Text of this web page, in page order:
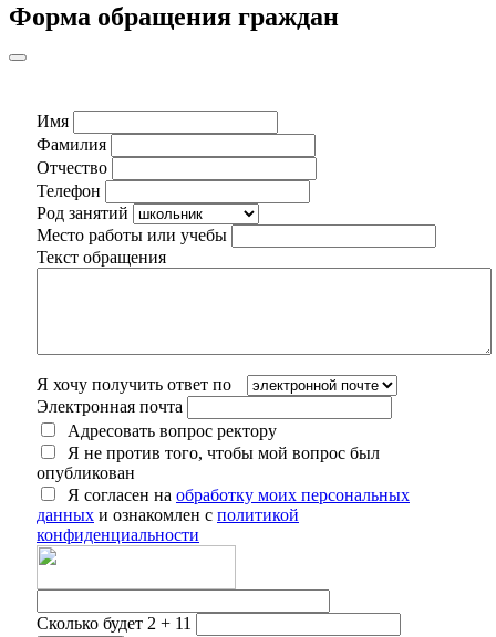
Форма обращения граждан
Имя
Фамилия
Отчество
Телефон
Род занятий
Место работы или учебы
Текст обращения
Я хочу получить ответ по
Электронная почта
Адресовать вопрос ректору
Я не против того, чтобы мой вопрос был
опубликован
Я согласен на обработку моих персональных
данных и ознакомлен с политикой
конфиденциальности
Сколько будет 2 + 11